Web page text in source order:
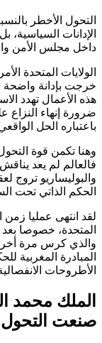
التحول الأخطر
الإدانات السياسية،
داخل مجلس الأمن
الولايات المتحدة
خرجت بإدانة واضحة
هذه الأعمال تهدد
ضرورة إنهاء
باعتباره الحل
وهنا تكمن قوة
فالعالم لم يعد
والبوليساريو تروج
الحكم الذاتي تحت
لقد انتهى عمليا زمن
والذي كرس مرة
المبادرة
الأطروحات
الملك محمد
صنعت التحول